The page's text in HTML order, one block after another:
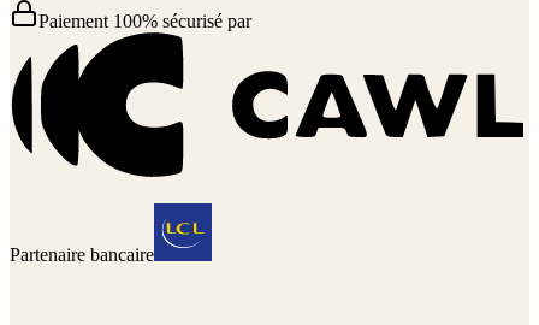
Paiement 100% sécurisé par
Partenaire bancaire